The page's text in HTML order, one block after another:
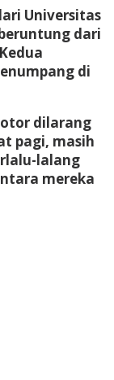
Universitas
dari
di
dilarang
pagi, masih
lalang
mereka